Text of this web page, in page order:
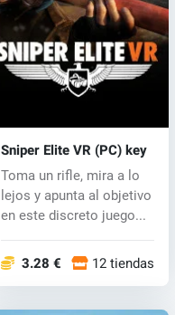
Sniper Elite VR (PC) key
Toma un rifle, mira a lo
lejos y apunta al objetivo
en este discreto juego...
3.28 € 12 tiendas